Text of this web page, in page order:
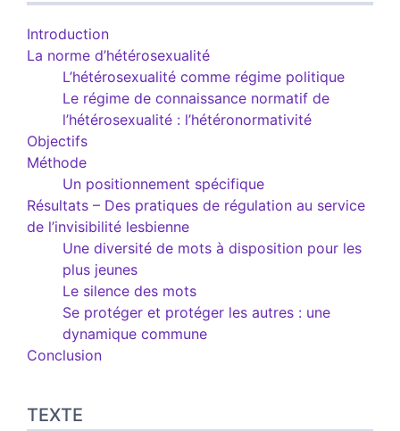
Introduction
La norme d’hétérosexualité
L’hétérosexualité comme régime politique
Le régime de connaissance normatif de
l’hétérosexualité : l’hétéronormativité
Objectifs
Méthode
Un positionnement spécifique
Résultats – Des pratiques de régulation au service
de l’invisibilité lesbienne
Une diversité de mots à disposition pour les
plus jeunes
Le silence des mots
Se protéger et protéger les autres : une
dynamique commune
Conclusion
TEXTE